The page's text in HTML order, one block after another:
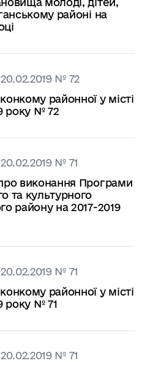
районі на
№ 72
районної у місті
року № 72
№ 71
виконання Програми
та культурного
району на 2017-2019
№ 71
районної у місті
року № 71
№ 71